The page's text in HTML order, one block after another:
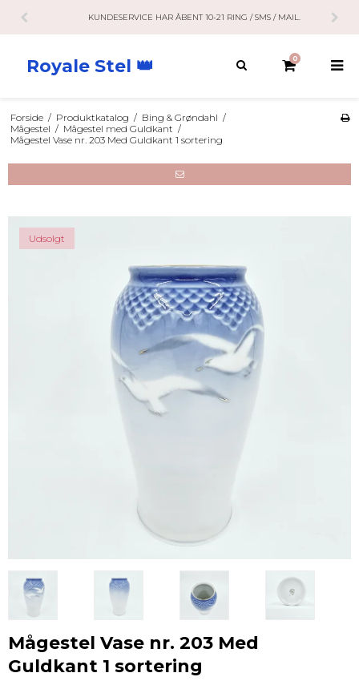
KUNDESERVICE HAR ÅBENT 10-21 RING / SMS / MAIL.
Royale Stel 👑 0
Forside / Produktkatalog / Bing & Grøndahl /
Mågestel / Mågestel med Guldkant /
Mågestel Vase nr. 203 Med Guldkant 1 sortering
Udsolgt
Mågestel Vase nr. 203 Med
Guldkant 1 sortering